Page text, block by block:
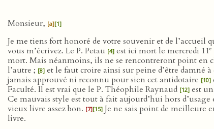
Monsieur, [a][1]
Je me tiens fort honoré de votre souvenir et de l’accueil
vous m’écrivez. Le P. Petau [4] est ici mort le mercredi 11e
mort. Mais néanmoins, ils ne se rencontreront point en
l’autre ; [8] et le faut croire ainsi sur peine d’être damné
jamais approuvé ni reconnu pour sien cet antidotaire [10]
Faculté. Il est vrai que le P. Théophile Raynaud [12] est
Ce mauvais style est tout à fait aujourd’hui hors
vieux livre assez bon. [7][15] Je ne sais point de meilleure
livre.